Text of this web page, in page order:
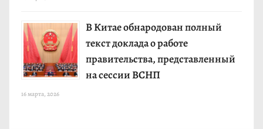
В Китае обнародован полный
текст доклада о работе
правительства, представленный
на сессии ВСНП
16 марта, 2026